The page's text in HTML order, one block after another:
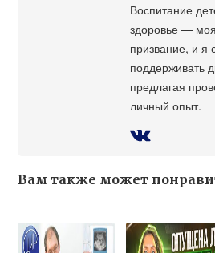
Воспитание
здоровье —
призвание, и я
поддерживать
предлагая
личный опыт.
Вам также может